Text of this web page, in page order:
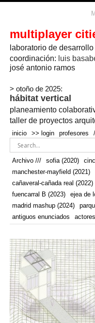
arquitectura textil arte
bicicletas biodiversidad
bodega bosque botánica
real
canal cañaveral
real
cocina colaboración
autonoma
conectar
cooperativa crecimiento
quijote
ecosistema ejea
renovables
enterrado
estructura europan
fernández del amo
fuencarral b
nivel
grúas habitar
infraestructura inmigración
laguna línea del tiempo
manchester
mercado
naturaleza
paisaje productivo paneles
pintura plantas plegable
productivo protección
colonización
rave
remolacha
retiro rio ruina
sombra
sostenibilidad
multiplayer
laboratorio de
coordinación: luis
josé antonio ramos
> otoño de 2025:
hábitat vertical
planeamiento
taller de proyectos
inicio >> login profesores
Archivo /// sofia (2020)
manchester-mayfield (2021)
cañaveral-cañada real (2022)
fuencarral B (2023)
ejea de
madrid mashup (2024)
antiguos enunciados
actores